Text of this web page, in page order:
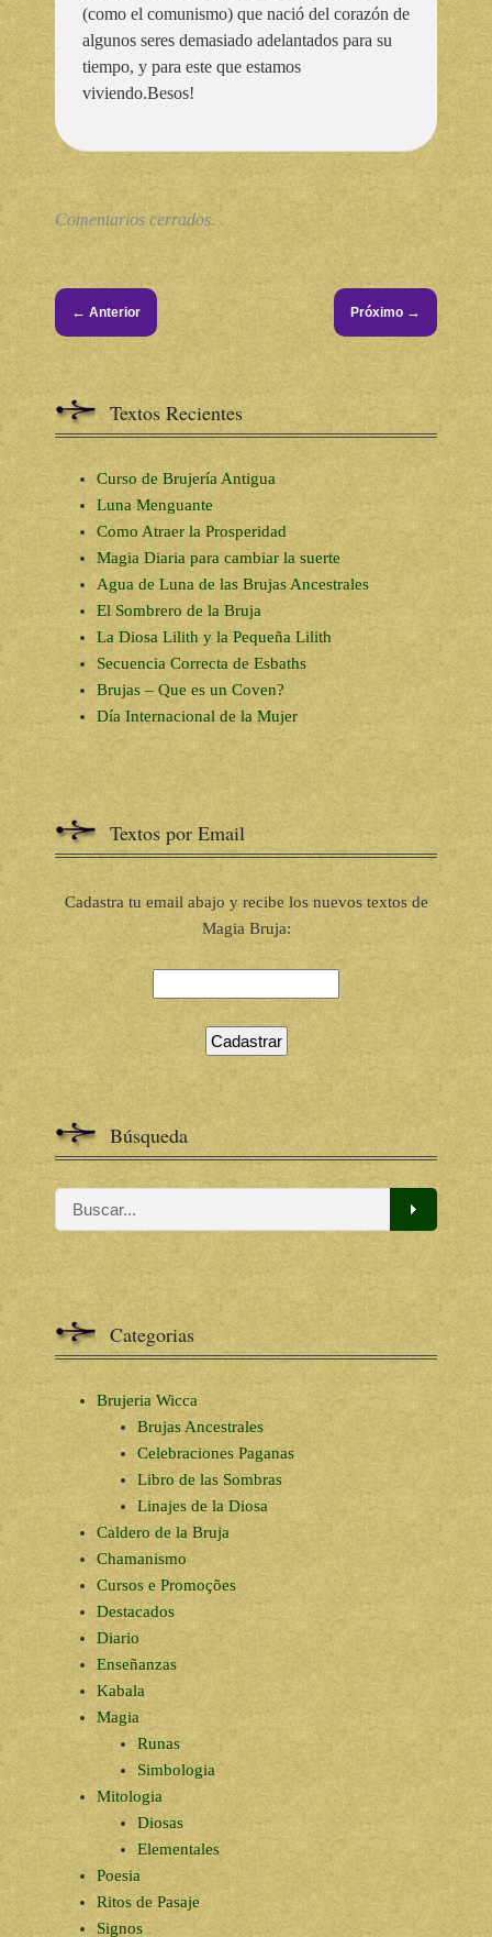
(como el comunismo) que nació del corazón de
algunos seres demasiado adelantados para su
tiempo, y para este que estamos
viviendo.Besos!
Comentarios cerrados.
← Anterior Próximo →
Textos Recientes
Curso de Brujería Antigua
Luna Menguante
Como Atraer la Prosperidad
Magia Diaria para cambiar la suerte
Agua de Luna de las Brujas Ancestrales
El Sombrero de la Bruja
La Diosa Lilith y la Pequeña Lilith
Secuencia Correcta de Esbaths
Brujas – Que es un Coven?
Día Internacional de la Mujer
Textos por Email
Cadastra tu email abajo y recibe los nuevos textos de
Magia Bruja:
Búsqueda
Categorias
Brujeria Wicca
Brujas Ancestrales
Celebraciones Paganas
Libro de las Sombras
Linajes de la Diosa
Caldero de la Bruja
Chamanismo
Cursos e Promoções
Destacados
Diario
Enseñanzas
Kabala
Magia
Runas
Simbologia
Mitologia
Diosas
Elementales
Poesia
Ritos de Pasaje
Signos